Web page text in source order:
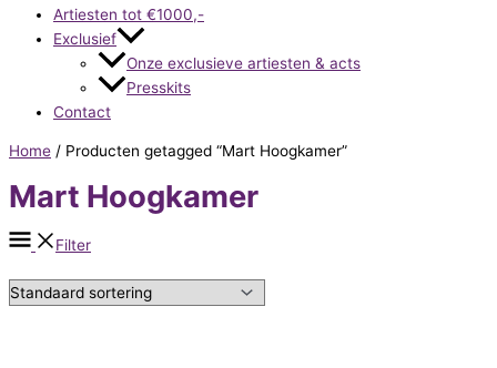
Artiesten tot €1000,-
Exclusief
Onze exclusieve artiesten & acts
Presskits
Contact
Home / Producten getagged “Mart Hoogkamer”
Mart Hoogkamer
Filter